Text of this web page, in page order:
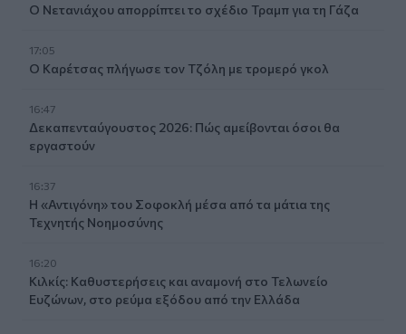
Ο Νετανιάχου απορρίπτει το σχέδιο Τραμπ για τη Γάζα
17:05
Ο Καρέτσας πλήγωσε τον Τζόλη με τρομερό γκολ
16:47
Δεκαπενταύγουστος 2026: Πώς αμείβονται όσοι θα
εργαστούν
16:37
Η «Αντιγόνη» του Σοφοκλή μέσα από τα μάτια της
Τεχνητής Νοημοσύνης
16:20
Κιλκίς: Καθυστερήσεις και αναμονή στο Τελωνείο
Ευζώνων, στο ρεύμα εξόδου από την Ελλάδα